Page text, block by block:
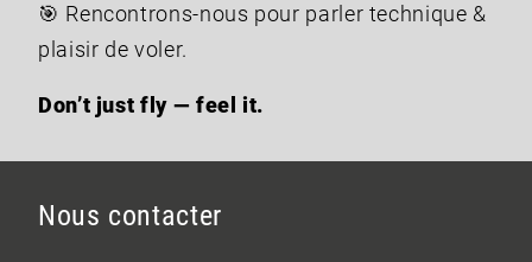
🎯 Rencontrons-nous pour parler technique &
plaisir de voler.
Don’t just fly — feel it.
Nous contacter